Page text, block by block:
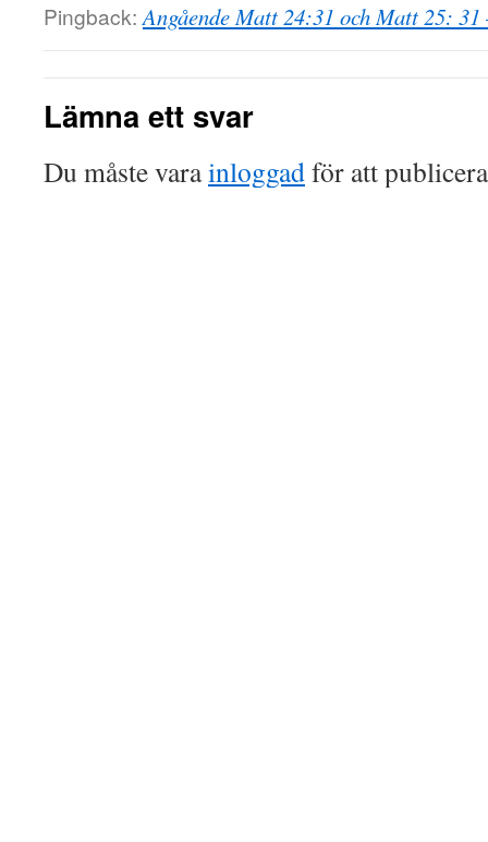
Pingback: Angående Matt 24:31 och Matt 25:
Lämna ett svar
Du måste varainloggadför att